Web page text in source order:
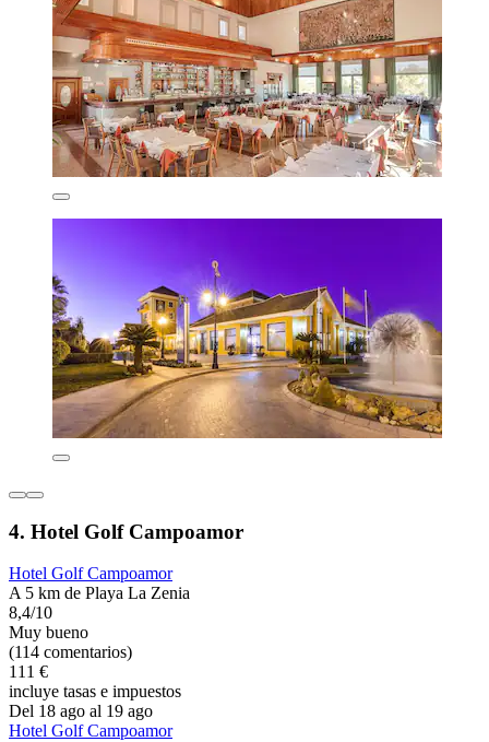
4. Hotel Golf Campoamor
Hotel Golf Campoamor
A 5 km de Playa La Zenia
8,4/10
Muy bueno
(114 comentarios)
111 €
incluye tasas e impuestos
Del 18 ago al 19 ago
Hotel Golf Campoamor